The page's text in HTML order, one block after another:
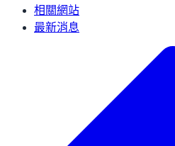
相關網站
最新消息